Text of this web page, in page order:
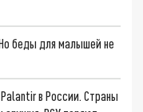
беды для малышей не
в России. Страны